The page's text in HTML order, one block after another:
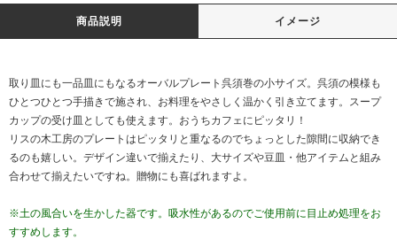
商品説明 イメージ
取り皿にも一品皿にもなるオーバルプレート呉須巻の小サイズ。呉須の模様も
ひとつひとつ手描きで施され、お料理をやさしく温かく引き立てます。スープ
カップの受け皿としても使えます。おうちカフェにピッタリ！
リスの木工房のプレートはピッタリと重なるのでちょっとした隙間に収納でき
るのも嬉しい。デザイン違いで揃えたり、大サイズや豆皿・他アイテムと組み
合わせて揃えたいですね。贈物にも喜ばれますよ。
※土の風合いを生かした器です。吸水性があるのでご使用前に目止め処理をお
すすめします。